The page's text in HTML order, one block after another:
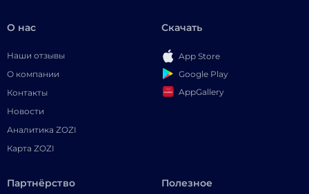
О нас
Наши отзывы
О компании
Контакты
Новости
Аналитика ZOZI
Карта ZOZI
Скачать
App Store
Google Play
AppGallery
Партнёрство Полезное